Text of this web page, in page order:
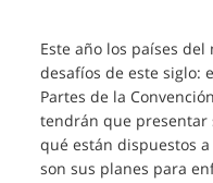
Este año los países
desafíos de este siglo:
Partes de la
tendrán que presentar
qué están dispuestos
son sus planes para